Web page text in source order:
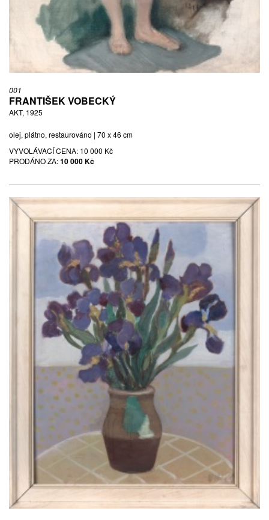
001
FRANTIŠEK VOBECKÝ
AKT, 1925
olej, plátno, restaurováno | 70 x 46 cm
VYVOLÁVACÍ CENA: 10 000 Kč
PRODÁNO ZA:10 000 Kč